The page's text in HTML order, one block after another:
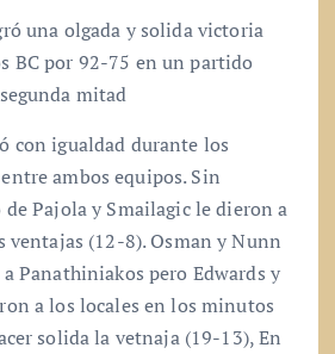
una olgada y solida victoria
BC por 92-75 en un partido
mitad
con igualdad durante los
ambos equipos. Sin
Pajola y Smailagic le dieron a
ventajas (12-8). Osman y Nunn
Panathiniakos pero Edwards y
a los locales en los minutos
solida la vetnaja (19-13), En